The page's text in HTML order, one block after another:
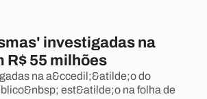
investigadas na
R$ 55 milhões
na a&ccedil;&atilde;o do
est&atilde;o na folha de